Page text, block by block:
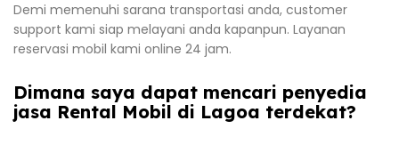
Demi memenuhi sarana transportasi anda, customer
support kami siap melayani anda kapanpun. Layanan
reservasi mobil kami online 24 jam.
Dimana saya dapat mencari penyedia
jasa Rental Mobil di Lagoa terdekat?